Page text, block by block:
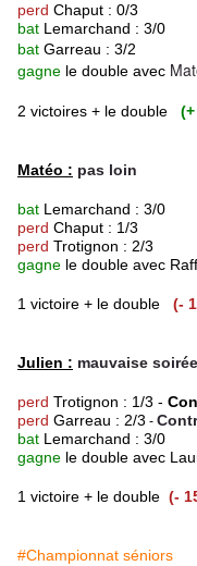
perd Chaput : 0/3
bat Lemarchand : 3/0
bat Garreau : 3/2
gagne le double avec
2 victoires + le double
Matéo : pas loin
bat Lemarchand : 3/0
perd Chaput : 1/3
perd Trotignon : 2/3
gagne le double avec
1 victoire + le double (-
Julien : mauvaise soirée
perd Trotignon : 1/3 -
perd Garreau : 2/3 -
bat Lemarchand : 3/0
gagne le double avec
1 victoire + le double (-
#Championnat séniors